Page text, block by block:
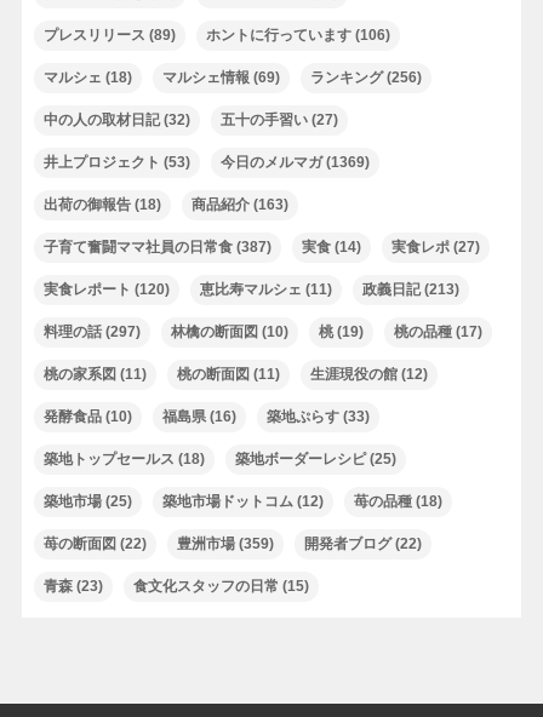
プレスリリース (89) ホントに行っています(106)
マルシェ (18) マルシェ情報 (69) ランキング(256)
中の人の取材日記(32) 五十の手習い(27)
井上プロジェクト (53) 今日のメルマガ(1369)
出荷の御報告(18) 商品紹介(163)
子育て奮闘ママ社員の日常食(387) 実食(14) 実食レポ(27)
実食レポート (120) 恵比寿マルシェ (11) 政義日記(213)
料理の話(297) 林檎の断面図 (10) 桃(19) 桃の品種(17)
桃の家系図 (11) 桃の断面図 (11) 生涯現役の館(12)
発酵食品(10) 福島県(16) 築地ぷらす(33)
築地トップセールス (18) 築地ボーダーレシピ(25)
築地市場(25) 築地市場ドットコム (12) 苺の品種(18)
苺の断面図 (22) 豊洲市場(359) 開発者ブログ(22)
青森(23) 食文化スタッフの日常 (15)